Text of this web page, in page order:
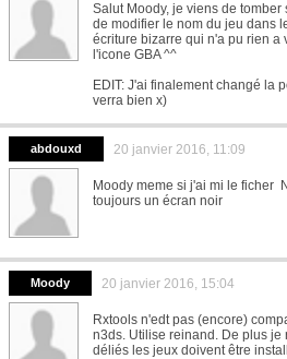
Salut Moody, je viens de
de modifier le nom du jeu dans
écriture bizarre qui n'a pu rien a
l'icone GBA ^^
EDIT: J'ai finalement changé la
verra bien x)
abdouxd 20 janvier 2016, 11:09
Moody meme si j'ai mi le ficher
toujours un écran noir
Moody 20 janvier 2016, 15:04
Rxtools n'edt pas (encore)
n3ds. Utilise reinand. De plus je
déliés les jeux doivent être